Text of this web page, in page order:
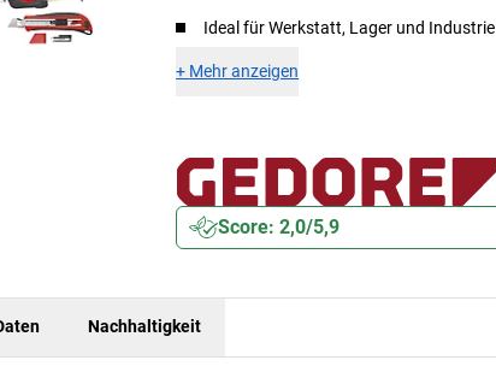
Ideal für Werkstatt, Lager und Industrie
+ Mehr anzeigen
Score: 2,0/5,9
Nachhaltigkeit